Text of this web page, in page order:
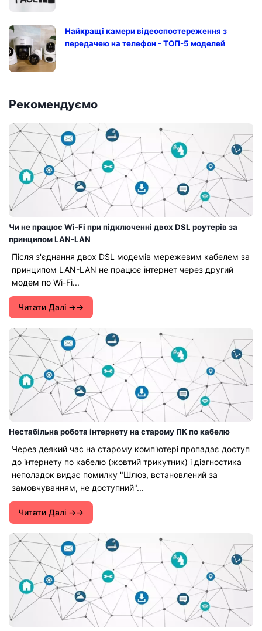
Найкращі камери відеоспостереження з
передачею на телефон - ТОП-5 моделей
Рекомендуємо
Чи не працює Wi-Fi при підключенні двох DSL роутерів за
принципом LAN-LAN
Після з'єднання двох DSL модемів мережевим кабелем за
принципом LAN-LAN не працює інтернет через другий
модем по Wi-Fi...
Читати Далі →
Нестабільна робота інтернету на старому ПК по кабелю
Через деякий час на старому комп'ютері пропадає доступ
до інтернету по кабелю (жовтий трикутник) і діагностика
неполадок видає помилку "Шлюз, встановлений за
замовчуванням, не доступний"...
Читати Далі →